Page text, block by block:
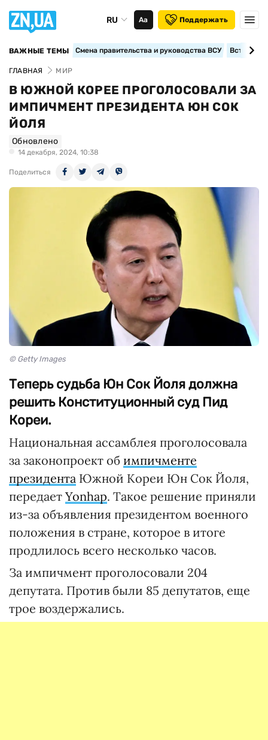
RU Аа Поддержать
ВАЖНЫЕ ТЕМЫ Смена правительства и руководства ВСУ
ГЛАВНАЯ МИР
В ЮЖНОЙ КОРЕЕ ПРОГОЛОСОВАЛИ ЗА
ИМПИЧМЕНТ ПРЕЗИДЕНТА ЮН СОК
ЙОЛЯ
Обновлено
14 декабря, 2024, 10:38
Поделиться
© Getty Images
Теперь судьба Юн Сок Йоля должна
решить Конституционный суд Пид
Кореи.
Национальная ассамблея проголосовала
за законопроект об импичменте
президента Южной Кореи Юн Сок Йоля,
передаетYonhap. Такое решение приняли
из-за объявления президентом военного
положения в стране, которое в итоге
продлилось всего несколько часов.
За импичмент проголосовали 204
депутата. Против были 85 депутатов, еще
трое воздержались.